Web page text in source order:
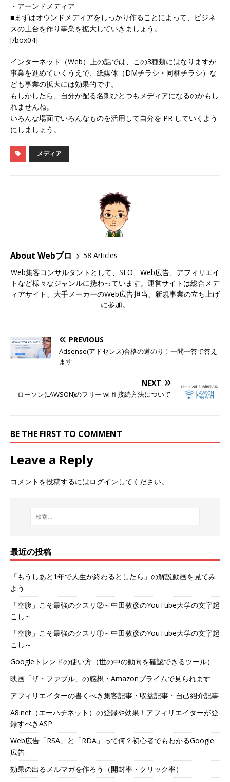
・アーンドメディア
■まずはオウンドメディアをしっかり作ることによって、ビジネ
スの土台を作り事業を拡大していきましょう。
[/box04]
インターネット（Web）上の話では、この3種類にはなりますが
事業を進めていくうえで、紙媒体（DMチラシ・同梱チラシ）な
ども事業の拡大には効果的です。
もしかしたら、自分が配る名刺ひとつもメディアになるのかもし
れませんね。
いろんな場面でいろんなものを活用して自分を PR していくよう
にしましょう。
メディア
About Webプロ
58 Articles
Web集客コンサルタントとして、SEO、Web広告、アフィリエイ
トなど様々なジャンルに携わっています。運営サイトは総合メデ
ィアサイト、大手メーカーのWeb広告担当、新規事業の立ち上げ
に参加。
PREVIOUS
Adsense(アドセンス)合格の道のり！一問一答で答え
ます
NEXT
ローソン(LAWSON)のフリー wi-fi 接続方法について
BE THE FIRST TO COMMENT
Leave a Reply
コメントを投稿するにはログイン してください。
最近の投稿
「もうしあと1年で人生が終わるとしたら」の解説動画を見てみ
よう
「空腹」こそ最強のクスリ②～中田敦彦のYouTube大学の文字起
こし～
「空腹」こそ最強のクスリ①～中田敦彦のYouTube大学の文字起
こし～
Googleトレンドの使い方（世の中の動向を確認できるツール）
映画「ザ・ファブル」の感想・Amazonプライムで見られます
アフィリエイターの書くべき集客記事・収益記事・自己紹介記事
A8.net（エーハチネット）の登録や効果！アフィリエイターが登
録すべきASP
Web広告「RSA」と「RDA」って何？初心者でもわかるGoogle
広告
効果の出るメルマガを作ろう（開封率・クリック率）